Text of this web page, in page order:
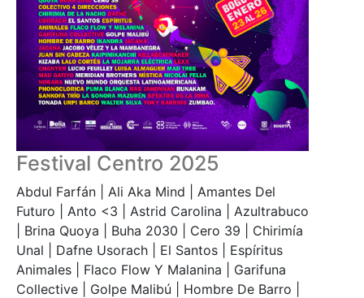
Festival Centro 2025
Abdul Farfán | Ali Aka Mind | Amantes Del
Futuro | Anto <3 | Astrid Carolina | Azultrabuco
| Brina Quoya | Buha 2030 | Cero 39 | Chirimía
Unal | Dafne Usorach | El Santos | Espíritus
Animales | Flaco Flow Y Malanina | Garifuna
Collective | Golpe Malibú | Hombre De Barro |